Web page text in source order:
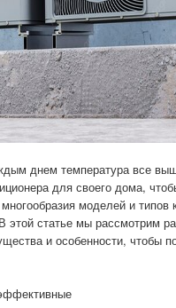
днем температура все
для своего дома,
моделей и типов
статье мы рассмотрим
и особенности, чтобы